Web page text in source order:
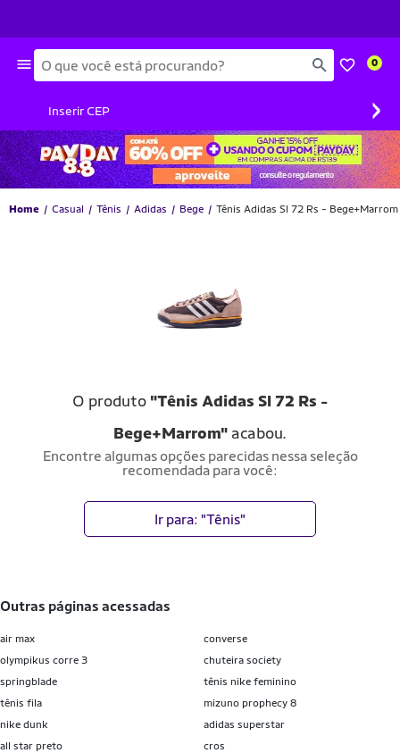
Busca 0
Inserir CEP ›
Home Casual Tênis Adidas Bege Tênis Adidas Sl 72 Rs - Bege+Marrom
O produto "Tênis Adidas Sl 72 Rs -
Bege+Marrom"acabou.
Encontre algumas opções parecidas nessa seleção
recomendada para você:
Ir para: "Tênis"
outras páginas acessadas
air max
converse
olympikus corre 3
chuteira society
springblade
tênis nike feminino
tênis fila
mizuno prophecy 8
nike dunk
adidas superstar
all star preto
cros